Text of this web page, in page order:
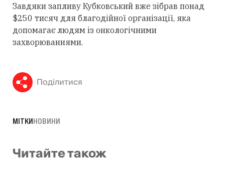
Завдяки запливу Кубковський вже зібрав понад
$250 тисяч для благодійної організації, яка
допомагає людям із онкологічними
захворюваннями.
Поділитися
МІТКИНОВИНИ
Читайте також